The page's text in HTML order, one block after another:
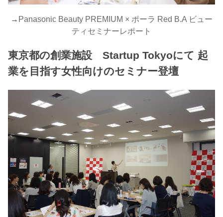
→ Panasonic Beauty PREMIUM × ポーラ Red B.A ビュー
ティセミナーレポート
東京都の創業施設 Startup Tokyoにて 起
業を目指す女性向けのセミナー登壇